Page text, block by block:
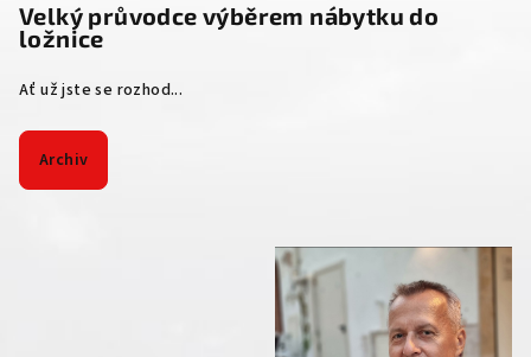
Velký průvodce výběrem nábytku do
ložnice
Ať už jste se rozhod...
Archiv